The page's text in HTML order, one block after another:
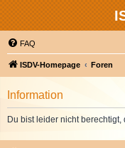
FAQ
ISDV-Homepage Foren
Information
Du bist leider nicht